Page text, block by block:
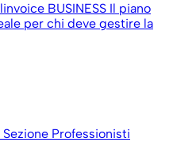
BUSINESS Il piano
per chi deve gestire la
Sezione Professionisti